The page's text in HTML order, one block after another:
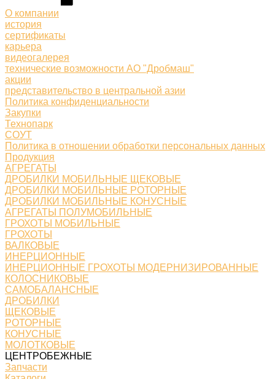
О компании
история
сертификаты
карьера
видеогалерея
технические возможности АО "Дробмаш"
акции
представительство в центральной азии
Политика конфиденциальности
Закупки
Технопарк
СОУТ
Политика в отношении обработки персональных данных
Продукция
АГРЕГАТЫ
ДРОБИЛКИ МОБИЛЬНЫЕ ЩЕКОВЫЕ
ДРОБИЛКИ МОБИЛЬНЫЕ РОТОРНЫЕ
ДРОБИЛКИ МОБИЛЬНЫЕ КОНУСНЫЕ
АГРЕГАТЫ ПОЛУМОБИЛЬНЫЕ
ГРОХОТЫ МОБИЛЬНЫЕ
ГРОХОТЫ
ВАЛКОВЫЕ
ИНЕРЦИОННЫЕ
ИНЕРЦИОННЫЕ ГРОХОТЫ МОДЕРНИЗИРОВАННЫЕ
КОЛОСНИКОВЫЕ
САМОБАЛАНСНЫЕ
ДРОБИЛКИ
ЩЕКОВЫЕ
РОТОРНЫЕ
КОНУСНЫЕ
МОЛОТКОВЫЕ
ЦЕНТРОБЕЖНЫЕ
Запчасти